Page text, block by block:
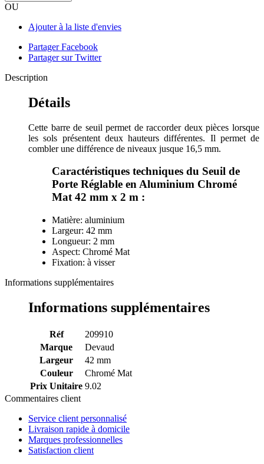
OU
Ajouter à la liste d'envies
Partager Facebook
Partager sur Twitter
Description
Détails
Cette barre de seuil permet de raccorder deux pièces lorsque
les sols présentent deux hauteurs différentes. Il permet de
combler une différence de niveaux jusque 16,5 mm.
Caractéristiques techniques du Seuil de
Porte Réglable en Aluminium Chromé
Mat 42 mm x 2 m :
Matière: aluminium
Largeur: 42 mm
Longueur: 2 mm
Aspect: Chromé Mat
Fixation: à visser
Informations supplémentaires
Informations supplémentaires
Réf
209910
Marque
Devaud
Largeur
42 mm
Couleur
Chromé Mat
Prix Unitaire 9.02
Commentaires client
Service client personnalisé
Livraison rapide à domicile
Marques professionnelles
Satisfaction client